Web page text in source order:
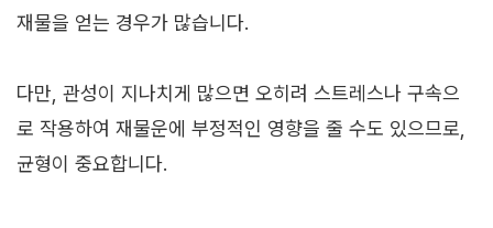
재물을 얻는 경우가 많습니다.
다만, 관성이 지나치게 많으면 오히려 스트레스나 구속으
로 작용하여 재물운에 부정적인 영향을 줄 수도 있으므로,
균형이 중요합니다.